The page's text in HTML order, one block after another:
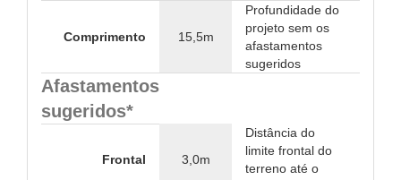
Comprimento 15,5m
Profundidade do
projeto sem os
afastamentos
sugeridos
Afastamentos
sugeridos*
Frontal 3,0m
Distância do
limite frontal do
terreno até o